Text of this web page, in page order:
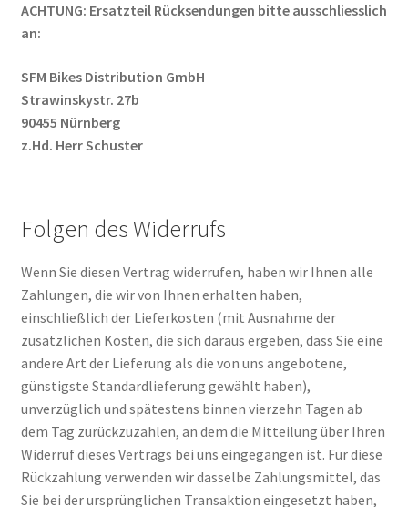
ACHTUNG: Ersatzteil Rücksendungen bitte ausschliesslich
an:
SFM Bikes Distribution GmbH
Strawinskystr. 27b
90455 Nürnberg
z.Hd. Herr Schuster
Folgen des Widerrufs
Wenn Sie diesen Vertrag widerrufen, haben wir Ihnen alle
Zahlungen, die wir von Ihnen erhalten haben,
einschließlich der Lieferkosten (mit Ausnahme der
zusätzlichen Kosten, die sich daraus ergeben, dass Sie eine
andere Art der Lieferung als die von uns angebotene,
günstigste Standardlieferung gewählt haben),
unverzüglich und spätestens binnen vierzehn Tagen ab
dem Tag zurückzuzahlen, an dem die Mitteilung über Ihren
Widerruf dieses Vertrags bei uns eingegangen ist. Für diese
Rückzahlung verwenden wir dasselbe Zahlungsmittel, das
Sie bei der ursprünglichen Transaktion eingesetzt haben,